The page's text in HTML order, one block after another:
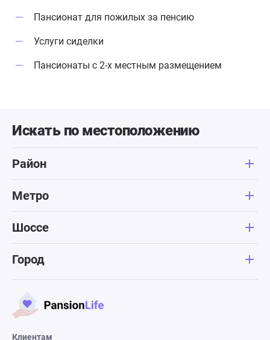
Пансионат для пожилых за пенсию
Услуги сиделки
Пансионаты с 2-х местным размещением
Искать по местоположению
Район
Метро
Шоссе
Город
Клиентам